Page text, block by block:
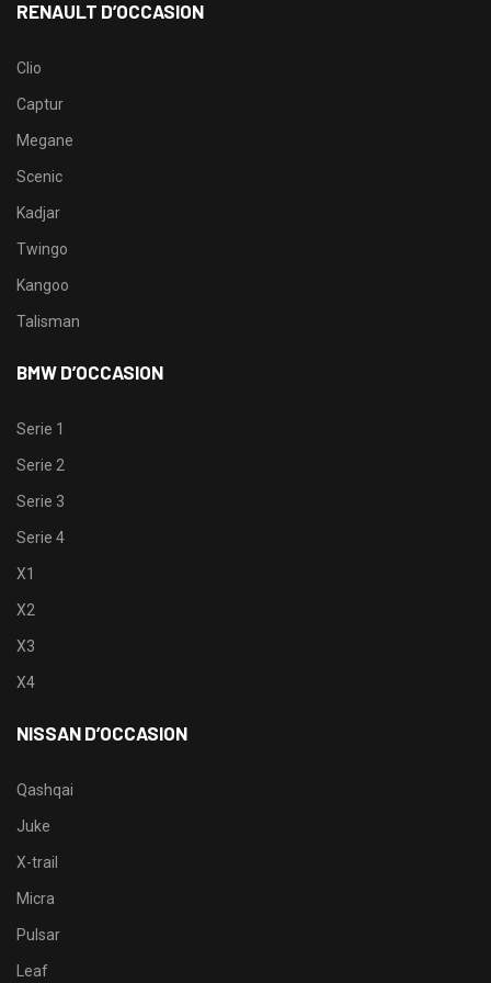
RENAULT D’OCCASION
Clio
Captur
Megane
Scenic
Kadjar
Twingo
Kangoo
Talisman
BMW D’OCCASION
Serie 1
Serie 2
Serie 3
Serie 4
X1
X2
X3
X4
NISSAN D’OCCASION
Qashqai
Juke
X-trail
Micra
Pulsar
Leaf